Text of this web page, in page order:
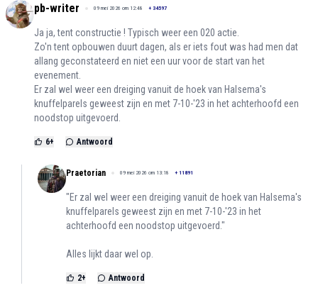
pb-writer 09 mei 2026 om 12:48 + 34597
Ja ja, tent constructie ! Typisch weer een 020 actie.
Zo'n tent opbouwen duurt dagen, als er iets fout was had men dat
allang geconstateerd en niet een uur voor de start van het
evenement.
Er zal wel weer een dreiging vanuit de hoek van Halsema's
knuffelparels geweest zijn en met 7-10-'23 in het achterhoofd een
noodstop uitgevoerd.
6+ Antwoord
Praetorian 09 mei 2026 om 13:18 + 11891
"Er zal wel weer een dreiging vanuit de hoek van Halsema's
knuffelparels geweest zijn en met 7-10-'23 in het
achterhoofd een noodstop uitgevoerd."
Alles lijkt daar wel op.
2+ Antwoord